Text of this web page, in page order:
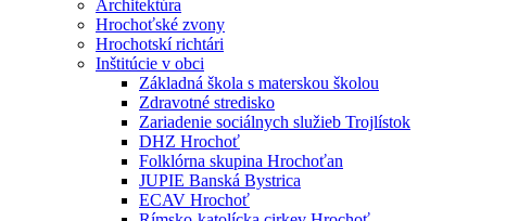
Architektúra
Hrochoťské zvony
Hrochotskí richtári
Inštitúcie v obci
Základná škola s materskou školou
Zdravotné stredisko
Zariadenie sociálnych služieb Trojlístok
DHZ Hrochoť
Folklórna skupina Hrochoťan
JUPIE Banská Bystrica
ECAV Hrochoť